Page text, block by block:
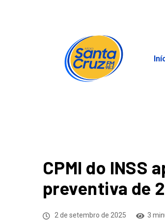
CPMI do INSS
preventiva de
2 de setembro de 2025 3